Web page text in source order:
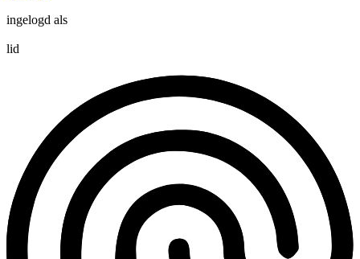
ingelogd als
lid